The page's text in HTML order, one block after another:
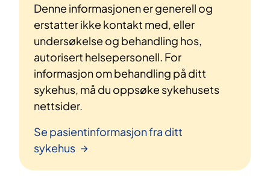
Denne informasjonen er generell og
erstatter ikke kontakt med, eller
undersøkelse og behandling hos,
autorisert helsepersonell. For
informasjon om behandling på ditt
sykehus, må du oppsøke sykehusets
nettsider.
Se pasientinformasjon fra ditt
sykehus